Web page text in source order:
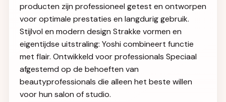
producten zijn professioneel getest en ontworpen
voor optimale prestaties en langdurig gebruik.
Stijlvol en modern design Strakke vormen en
eigentijdse uitstraling: Yoshi combineert functie
met flair. Ontwikkeld voor professionals Speciaal
afgestemd op de behoeften van
beautyprofessionals die alleen het beste willen
voor hun salon of studio.